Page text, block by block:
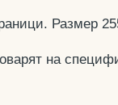
Размер
на